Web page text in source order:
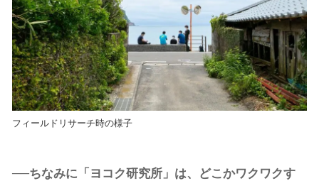
フィールドリサーチ時の様子
──ちなみに「ヨコク研究所」は、どこかワクワクす